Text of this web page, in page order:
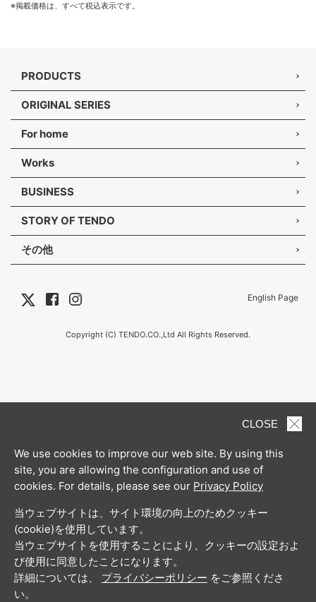
※掲載価格は、すべて税込表示です。
PRODUCTS
ORIGINAL SERIES
For home
Works
BUSINESS
STORY OF TENDO
その他
English Page
Copyright (C) TENDO.CO.,Ltd All Rights Reserved.
CLOSE
We use cookies to improve our web site. By using this
site, you are allowing the configuration and use of
cookies. For details, please see our Privacy Policy
当ウェブサイトは、サイト環境の向上のためクッキー
(cookie)を使用しています。
当ウェブサイトを使用することにより、クッキーの設定およ
び使用に同意したことになります。
詳細については、 プライバシーポリシー をご参照くださ
い。